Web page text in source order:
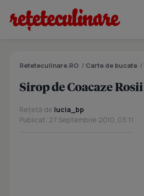
Reteteculinare.RO / Carte de bucate /
Sirop de Coacaze Rosii
Rețetă de lucia_bp
Publicat: 27 Septembrie 2010, 03:11